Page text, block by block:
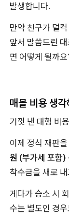
발생합니다.
만약 친구가 덜
앞서 말씀드린
면 어떻게 될까
매몰 비용 생
기껏 낸 대행 비
이제 정식 재판
원 (부가세 포함)
착수금을 새로
게다가 승소 시
수는 별도인 경